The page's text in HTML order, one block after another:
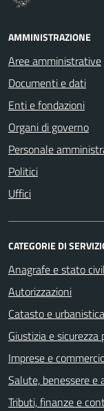
AMMINISTRAZIONE
Aree amministrative
Documenti e dati
Enti e fondazioni
Organi di governo
Personale
Politici
Uffici
CATEGORIE DI
Anagrafe e stato
Autorizzazioni
Catasto e urbanistica
Giustizia e sicurezza
Imprese e
Salute, benessere e
Tributi, finanze e